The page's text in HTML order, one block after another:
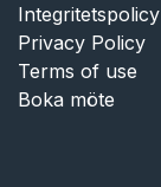
Integritetspolicy
Privacy Policy
Terms of use
Boka möte